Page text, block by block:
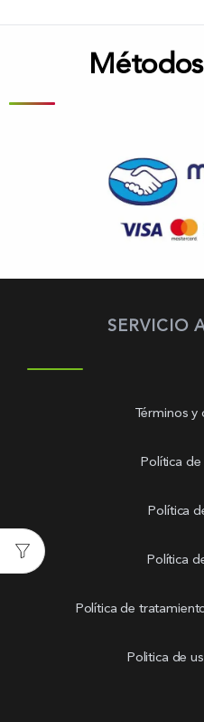
SERVICIO
Términos y
Política
Política
Política
Política de
Politica de